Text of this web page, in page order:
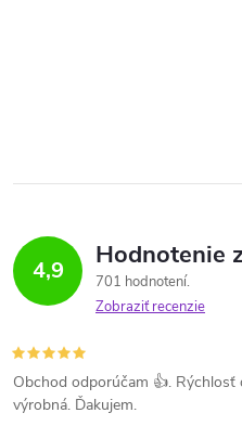
4,9 Hodnotenie
701 hodnotení
Zobraziť recenzie
Obchod odporúčam 👍. Rýchlosť
výrobná. Ďakujem.